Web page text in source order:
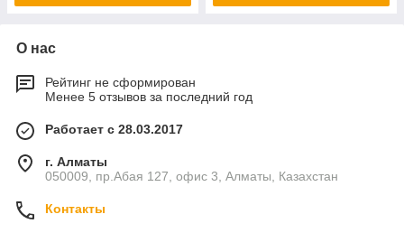
О нас
Рейтинг не сформирован
Менее 5 отзывов за последний год
Работает с 28.03.2017
г. Алматы
050009, пр.Абая 127, офис 3, Алматы, Казахстан
Контакты